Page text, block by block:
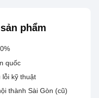
phẩm
quốc
lỗi kỹ thuật
thành Sài Gòn (cũ)